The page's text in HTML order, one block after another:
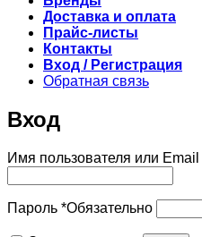
Доставка и оплата
Прайс-листы
Контакты
Вход / Регистрация
Обратная связь
Вход
Имя пользователя или Email
Пароль *Обязательно